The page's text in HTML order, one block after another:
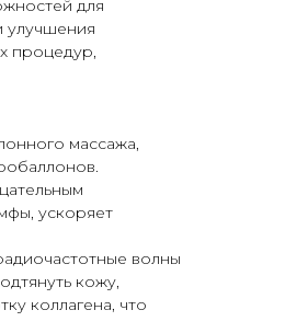
для
улучшения
процедур,
массажа,
ускоряет
волны
кожу,
коллагена, что